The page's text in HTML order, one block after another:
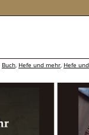
Buch, Hefe und mehr, Hefe